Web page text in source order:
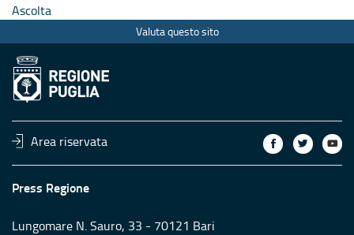
Ascolta
Valuta questo sito
Area riservata
Press Regione
Lungomare N. Sauro, 33 - 70121 Bari